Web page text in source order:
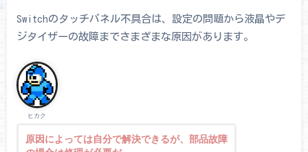
Switchのタッチパネル不具合は、設定の問題から液晶やデ
ジタイザーの故障までさまざまな原因があります。
ヒカク
原因によっては自分で解決できるが、部品故障